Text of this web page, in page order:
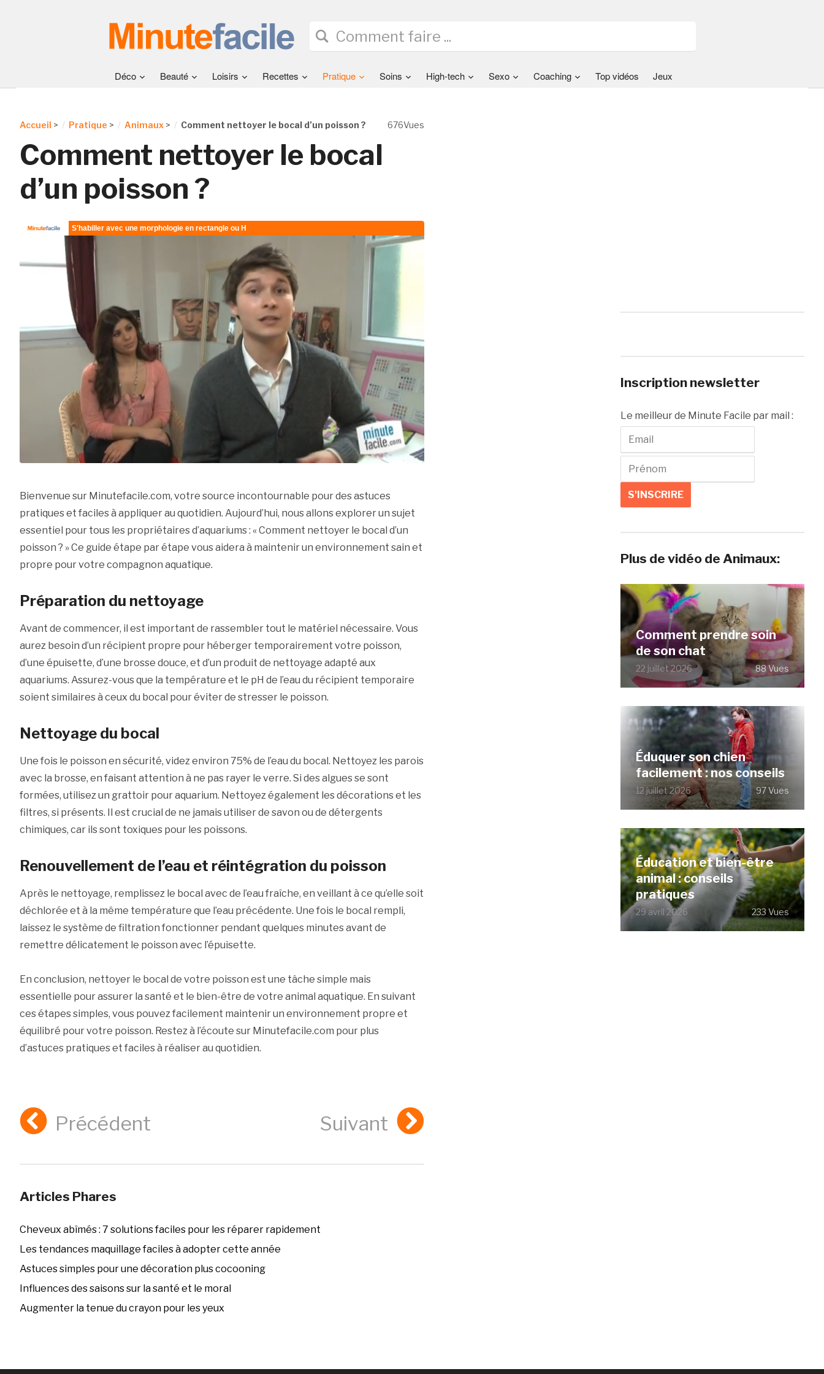
Déco Beauté Loisirs Recettes Pratique Soins High-tech Sexo Coaching Top vidéos Jeux
676Vues
Accueil > Pratique > Animaux> Comment nettoyer le bocal d’un poisson ?
Comment nettoyer le bocal
d’un poisson ?
Bienvenue sur Minutefacile.com, votre source incontournable pour des astuces
pratiques et faciles à appliquer au quotidien. Aujourd’hui, nous allons explorer un sujet
essentiel pour tous les propriétaires d’aquariums : « Comment nettoyer le bocal d’un
poisson ? » Ce guide étape par étape vous aidera à maintenir un environnement sain et
propre pour votre compagnon aquatique.
Préparation du nettoyage
Avant de commencer, il est important de rassembler tout le matériel nécessaire. Vous
aurez besoin d’un récipient propre pour héberger temporairement votre poisson,
d’une épuisette, d’une brosse douce, et d’un produit de nettoyage adapté aux
aquariums. Assurez-vous que la température et le pH de l’eau du récipient temporaire
soient similaires à ceux du bocal pour éviter de stresser le poisson.
Nettoyage du bocal
Une fois le poisson en sécurité, videz environ 75% de l’eau du bocal. Nettoyez les parois
avec la brosse, en faisant attention à ne pas rayer le verre. Si des algues se sont
formées, utilisez un grattoir pour aquarium. Nettoyez également les décorations et les
filtres, si présents. Il est crucial de ne jamais utiliser de savon ou de détergents
chimiques, car ils sont toxiques pour les poissons.
Renouvellement de l’eau et réintégration du poisson
Après le nettoyage, remplissez le bocal avec de l’eau fraîche, en veillant à ce qu’elle soit
déchlorée et à la même température que l’eau précédente. Une fois le bocal rempli,
laissez le système de filtration fonctionner pendant quelques minutes avant de
remettre délicatement le poisson avec l’épuisette.
En conclusion, nettoyer le bocal de votre poisson est une tâche simple mais
essentielle pour assurer la santé et le bien-être de votre animal aquatique. En suivant
ces étapes simples, vous pouvez facilement maintenir un environnement propre et
équilibré pour votre poisson. Restez à l’écoute sur Minutefacile.com pour plus
d’astuces pratiques et faciles à réaliser au quotidien.
Précédent Suivant
Articles Phares
Cheveux abîmés : 7 solutions faciles pour les réparer rapidement
Les tendances maquillage faciles à adopter cette année
Astuces simples pour une décoration plus cocooning
Influences des saisons sur la santé et le moral
Augmenter la tenue du crayon pour les yeux
Inscription newsletter
Le meilleur de Minute Facile par mail :
Plus de vidéo de Animaux:
Comment prendre soin
de son chat
22 juillet 2026 88 Vues
Éduquer son chien
facilement : nos conseils
12 juillet 2026 97 Vues
Éducation et bien-être
animal : conseils
pratiques
29 avril 2026 233 Vues